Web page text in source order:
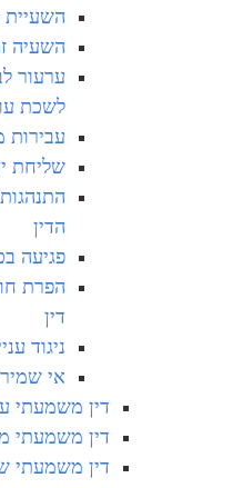
השעיית
השעיה
ערעור
לשכת
עבירות
שליחת
הדין
פגיעה
הפרת
דין
ניגוד
אי
דין משמעתי
דין משמעתי
דין משמעתי